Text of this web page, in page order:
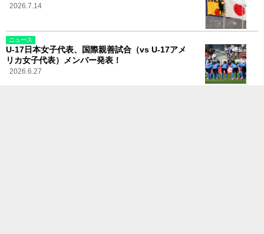
2026.7.14
ニュース
U-17日本女子代表、国際親善試合（vs U-17アメ
リカ女子代表）メンバー発表！
2026.6.27